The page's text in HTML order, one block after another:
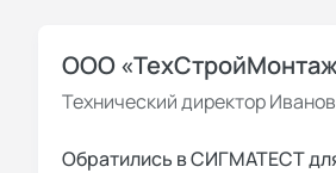
ООО
Технический директор
Обратились в СИГМАТЕСТ